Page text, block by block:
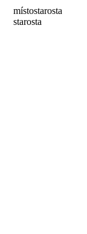
místostarosta
starosta